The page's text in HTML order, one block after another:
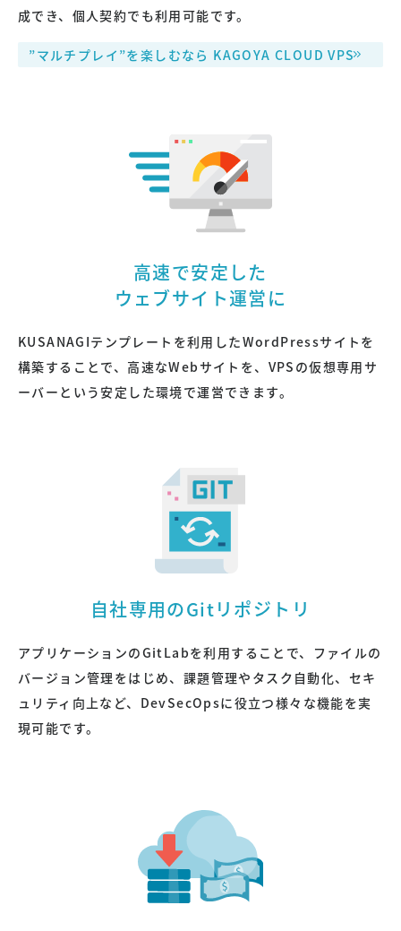
成でき、個人契約でも利用可能です。
”マルチプレイ”を楽しむなら KAGOYA CLOUD VPS
高速で安定した
ウェブサイト運営に
KUSANAGIテンプレートを利用したWordPressサイトを
構築することで、高速なWebサイトを、VPSの仮想専用サ
ーバーという安定した環境で運営できます。
自社専用のGitリポジトリ
アプリケーションのGitLabを利用することで、ファイルの
バージョン管理をはじめ、課題管理やタスク自動化、セキ
ュリティ向上など、DevSecOpsに役立つ様々な機能を実
現可能です。